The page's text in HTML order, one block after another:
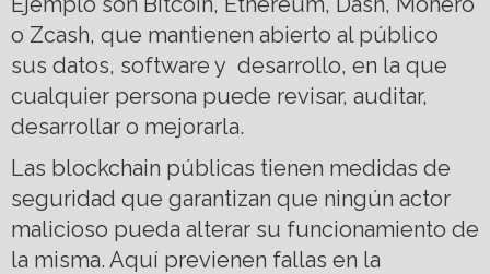
o Zcash, que mantienen abierto al público
sus datos, software y desarrollo, en la que
cualquier persona puede revisar, auditar,
desarrollar o mejorarla.
Las blockchain públicas tienen medidas de
seguridad que garantizan que ningún actor
malicioso pueda alterar su funcionamiento de
la misma. Aquí previenen fallas en la